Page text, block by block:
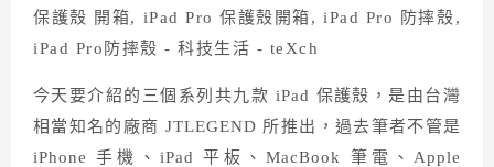
今天要介紹的三個系列共九款 iPad 保護殼，是由台灣
相當知名的廠商 JTLEGEND 所推出，過去筆者不管是
iPhone 手機、iPad 平板、MacBook 筆電、Apple